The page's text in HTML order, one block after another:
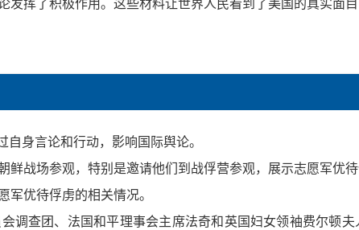
挥了积极作用。这些材料让世界人民看到了美国的真实面
身言论和行动，影响国际舆论。
战场参观，特别是邀请他们到战俘营参观，展示志愿军优待
军优待俘虏的相关情况。
调查团、法国和平理事会主席法奇和英国妇女领袖费尔顿